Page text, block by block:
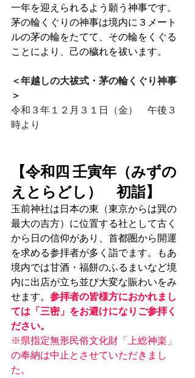
一年を迎えられるよう願う神事です。
茅の輪くぐりの神事は境内に３メート
ルの茅の輪をたてて、その輪をくぐる
ことにより、己の穢れを祓います。
＜年越しの大祓式・茅の輪くぐり神事
＞
令和３年１２月３１日（金）　午後３
時より⁠
【令和四 壬寅年（みずの
えとらどし）　初詣】
玉前神社は日本の東（東京からは巽の
最大の吉方）に位置する社として古く
から日の信仰があり、首都圏から開運
を求める参拝者が多く詣でます。もあ
境内では甘酒・福餅のふるまいなど境
内に出店が立ち並び大変な賑わいをみ
せます。 参拝者の皆様方におかれまし
ては「三密」をお避けになりご参拝く
ださい。
※県指定無形民俗文化財「上総神楽」
の奉納は中止とさせていただきまし
た。